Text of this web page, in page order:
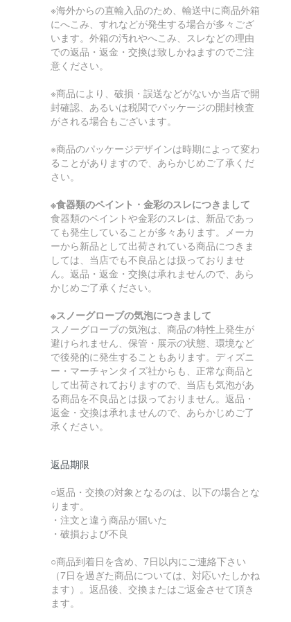
※海外からの直輸入品のため、輸送中に商品外箱
にへこみ、すれなどが発生する場合が多々ござ
います。外箱の汚れやへこみ、スレなどの理由
での返品・返金・交換は致しかねますのでご注
意ください。
※商品により、破損・誤送などがないか当店で開
封確認、あるいは税関でパッケージの開封検査
がされる場合もございます。
※商品のパッケージデザインは時期によって変わ
ることがありますので、あらかじめご了承くだ
さい。
※食器類のペイント・金彩のスレにつきまして
食器類のペイントや金彩のスレは、新品であっ
ても発生していることが多々あります。メーカ
ーから新品として出荷されている商品につきま
しては、当店でも不良品とは扱っておりませ
ん。返品・返金・交換は承れませんので、あら
かじめご了承ください。
※スノーグローブの気泡につきまして
スノーグローブの気泡は、商品の特性上発生が
避けられません、保管・展示の状態、環境など
で後発的に発生することもあります。ディズニ
ー・マーチャンタイズ社からも、正常な商品と
して出荷されておりますので、当店も気泡があ
る商品を不良品とは扱っておりません。返品・
返金・交換は承れませんので、あらかじめご了
承ください。
返品期限
○返品・交換の対象となるのは、以下の場合とな
ります。
・注文と違う商品が届いた
・破損および不良
○商品到着日を含め、7日以内にご連絡下さい
（7日を過ぎた商品については、対応いたしかね
ます）。返品後、交換またはご返金させて頂き
ます。